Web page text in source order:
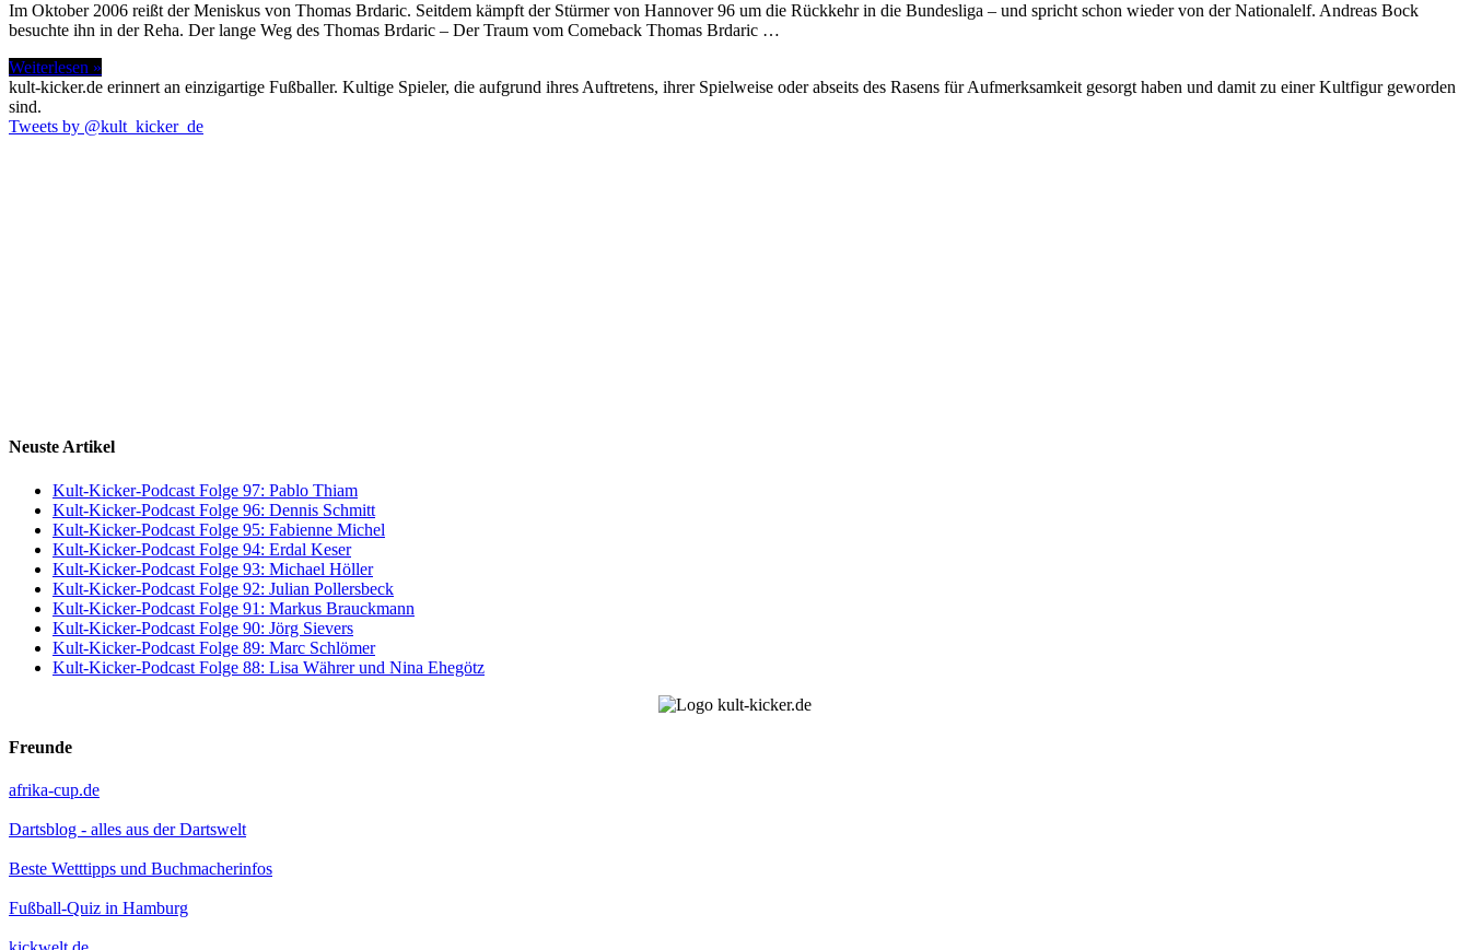
Im Oktober 2006 reißt der Meniskus von Thomas Brdaric. Seitdem kämpft der Stürmer von Hannover 96 um die Rückkehr in die Bundesliga – und spricht schon wieder von der Nationalelf. Andreas Bock
besuchte ihn in der Reha. Der lange Weg des Thomas Brdaric – Der Traum vom Comeback Thomas Brdaric …
Weiterlesen »
kult-kicker.de erinnert an einzigartige Fußballer. Kultige Spieler, die aufgrund ihres Auftretens, ihrer Spielweise oder abseits des Rasens für Aufmerksamkeit gesorgt haben und damit zu einer Kultfigur geworden
sind.
Tweets by @kult_kicker_de
Neuste Artikel
Kult-Kicker-Podcast Folge 97: Pablo Thiam
Kult-Kicker-Podcast Folge 96: Dennis Schmitt
Kult-Kicker-Podcast Folge 95: Fabienne Michel
Kult-Kicker-Podcast Folge 94: Erdal Keser
Kult-Kicker-Podcast Folge 93: Michael Höller
Kult-Kicker-Podcast Folge 92: Julian Pollersbeck
Kult-Kicker-Podcast Folge 91: Markus Brauckmann
Kult-Kicker-Podcast Folge 90: Jörg Sievers
Kult-Kicker-Podcast Folge 89: Marc Schlömer
Kult-Kicker-Podcast Folge 88: Lisa Währer und Nina Ehegötz
Freunde
afrika-cup.de
Dartsblog - alles aus der Dartswelt
Beste Wetttipps und Buchmacherinfos
Fußball-Quiz in Hamburg